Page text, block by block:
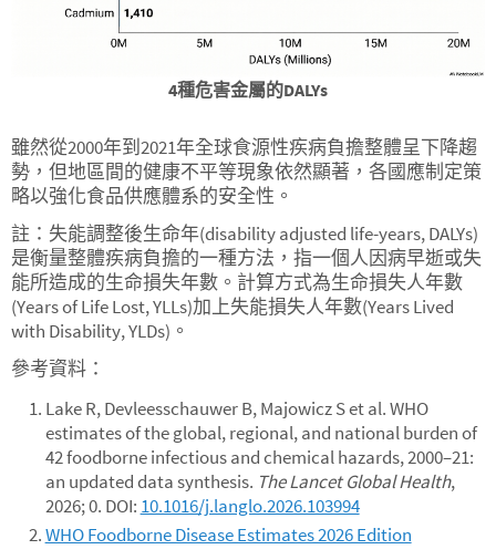
4種危害金屬的DALYs
雖然從2000年到2021年全球食源性疾病負擔整體呈下降趨
勢，但地區間的健康不平等現象依然顯著，各國應制定策
略以強化食品供應體系的安全性。
註：失能調整後生命年(disability adjusted life-years, DALYs)
是衡量整體疾病負擔的一種方法，指一個人因病早逝或失
能所造成的生命損失年數。計算方式為生命損失人年數
(Years of Life Lost, YLLs)加上失能損失人年數(Years Lived
with Disability, YLDs)。
參考資料：
Lake R, Devleesschauwer B, Majowicz S et al. WHO
estimates of the global, regional, and national burden of
42 foodborne infectious and chemical hazards, 2000–21:
an updated data synthesis. The Lancet Global Health,
2026; 0. DOI: 10.1016/j.langlo.2026.103994
WHO Foodborne Disease Estimates 2026 Edition